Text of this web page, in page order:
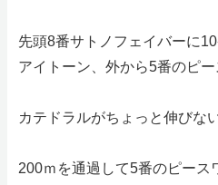
先頭8番サトノフェイバーに
アイトーン、外から5番のピー
カテドラルがちょっと伸びない
200ｍを通過して5番のピース